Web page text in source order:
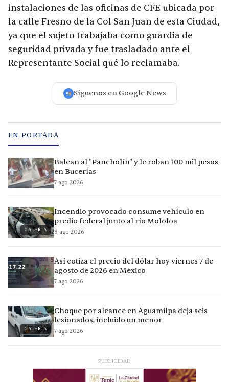
instalaciones de las oficinas de CFE ubicada por
la calle Fresno de la Col San Juan de esta Ciudad,
ya que el sujeto trabajaba como guardia de
seguridad privada y fue trasladado ante el
Representante Social qué lo reclamaba.
Síguenos en Google News
EN PORTADA
Balean al "Pancholín" y le roban 100 mil pesos
en Bucerías
7 ago 2026
GALERÍA
Incendio provocado consume vehículo en
predio federal junto al río Mololoa
8 ago 2026
Así cotiza el precio del dólar hoy viernes 7 de
agosto de 2026 en México
7 ago 2026
GALERÍA
Choque por alcance en Aguamilpa deja seis
lesionados, incluido un menor
7 ago 2026
PUBLICIDAD